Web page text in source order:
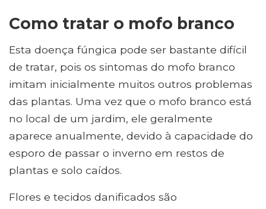
Como tratar o mofo branco
Esta doença fúngica pode ser bastante difícil
de tratar, pois os sintomas do mofo branco
imitam inicialmente muitos outros problemas
das plantas. Uma vez que o mofo branco está
no local de um jardim, ele geralmente
aparece anualmente, devido à capacidade do
esporo de passar o inverno em restos de
plantas e solo caídos.
Flores e tecidos danificados são